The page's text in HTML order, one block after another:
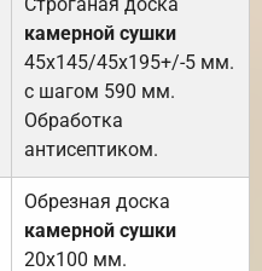
камерной сушки
45х145/45х195+/-5 мм.
с шагом 590 мм.
Обработка
антисептиком.
Обрезная доска
камерной сушки
20х100 мм.